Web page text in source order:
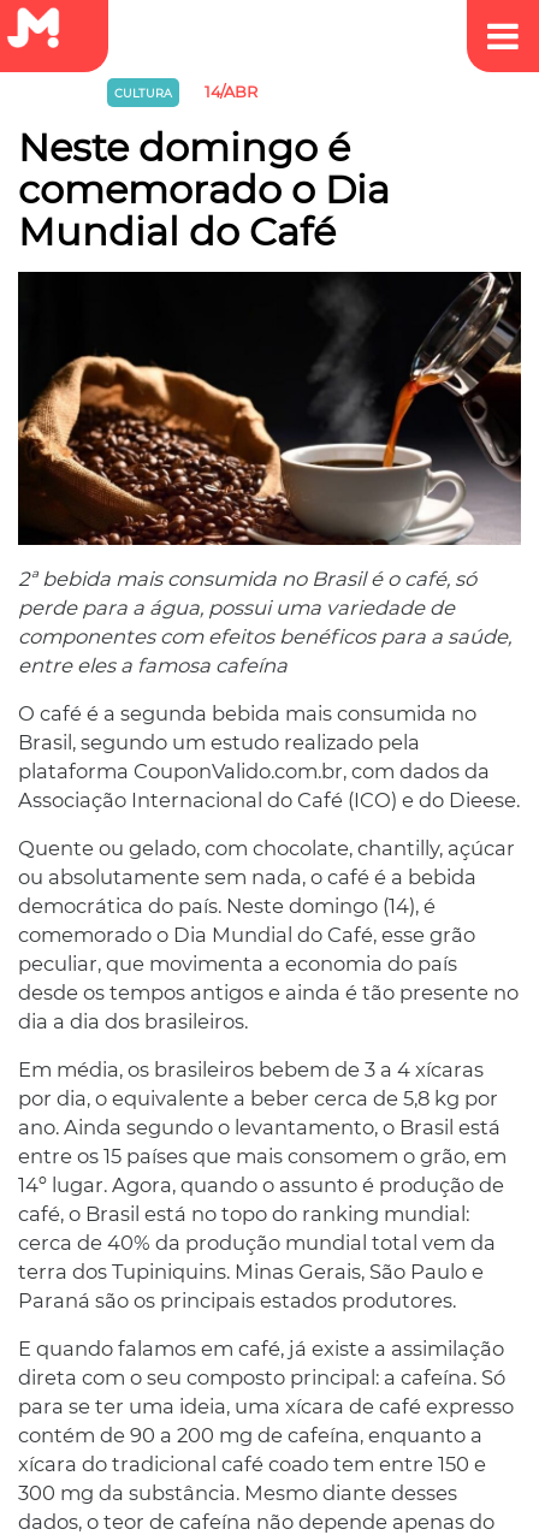
CULTURA 14/ABR
Neste domingo é
comemorado o Dia
Mundial do Café
2ª bebida mais consumida no Brasil é o café, só
perde para a água, possui uma variedade de
componentes com efeitos benéficos para a saúde,
entre eles a famosa cafeína
O café é a segunda bebida mais consumida no
Brasil, segundo um estudo realizado pela
plataforma CouponValido.com.br, com dados da
Associação Internacional do Café (ICO) e do Dieese.
Quente ou gelado, com chocolate, chantilly, açúcar
ou absolutamente sem nada, o café é a bebida
democrática do país. Neste domingo (14), é
comemorado o Dia Mundial do Café, esse grão
peculiar, que movimenta a economia do país
desde os tempos antigos e ainda é tão presente no
dia a dia dos brasileiros.
Em média, os brasileiros bebem de 3 a 4 xícaras
por dia, o equivalente a beber cerca de 5,8 kg por
ano. Ainda segundo o levantamento, o Brasil está
entre os 15 países que mais consomem o grão, em
14º lugar. Agora, quando o assunto é produção de
café, o Brasil está no topo do ranking mundial:
cerca de 40% da produção mundial total vem da
terra dos Tupiniquins. Minas Gerais, São Paulo e
Paraná são os principais estados produtores.
E quando falamos em café, já existe a assimilação
direta com o seu composto principal: a cafeína. Só
para se ter uma ideia, uma xícara de café expresso
contém de 90 a 200 mg de cafeína, enquanto a
xícara do tradicional café coado tem entre 150 e
300 mg da substância. Mesmo diante desses
dados, o teor de cafeína não depende apenas do